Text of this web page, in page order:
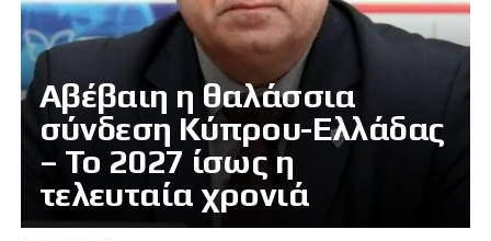
Αβέβαιη η θαλάσσια
σύνδεση Κύπρου-Ελλάδας
– Το 2027 ίσως η
τελευταία χρονιά